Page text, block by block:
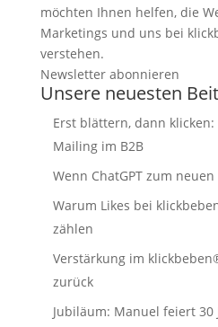
möchten Ihnen helfen, die
Marketings und uns bei
verstehen.
Newsletter abonnieren
Unsere neuesten
Erst blättern, dann
Mailing im B2B
Wenn ChatGPT zum
Warum Likes bei
zählen
Verstärkung im
zurück
Jubiläum: Manuel feiert